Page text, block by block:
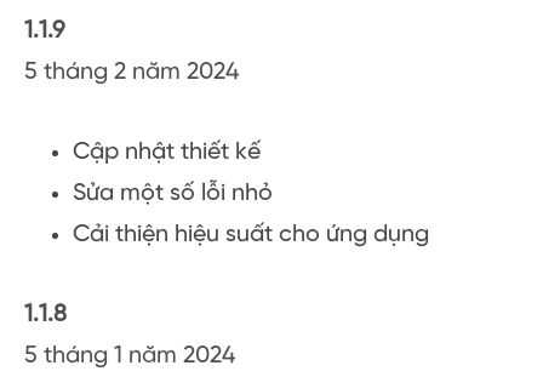
1.1.9
5 tháng 2 năm 2024
Cập nhật thiết kế
Sửa một số lỗi nhỏ
Cải thiện hiệu suất cho ứng dụng
1.1.8
5 tháng 1 năm 2024